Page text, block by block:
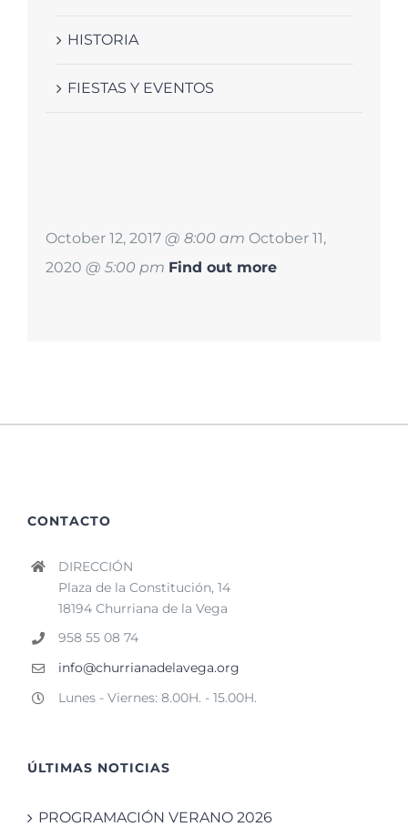
HISTORIA
FIESTAS Y EVENTOS
October 12, 2017 @ 8:00 am October 11,
2020 @ 5:00 pm Find out more
CONTACTO
DIRECCIÓN
Plaza de la Constitución, 14
18194 Churriana de la Vega
958 55 08 74
info@churrianadelavega.org
Lunes - Viernes: 8.00H. - 15.00H.
ÚLTIMAS NOTICIAS
PROGRAMACIÓN VERANO 2026